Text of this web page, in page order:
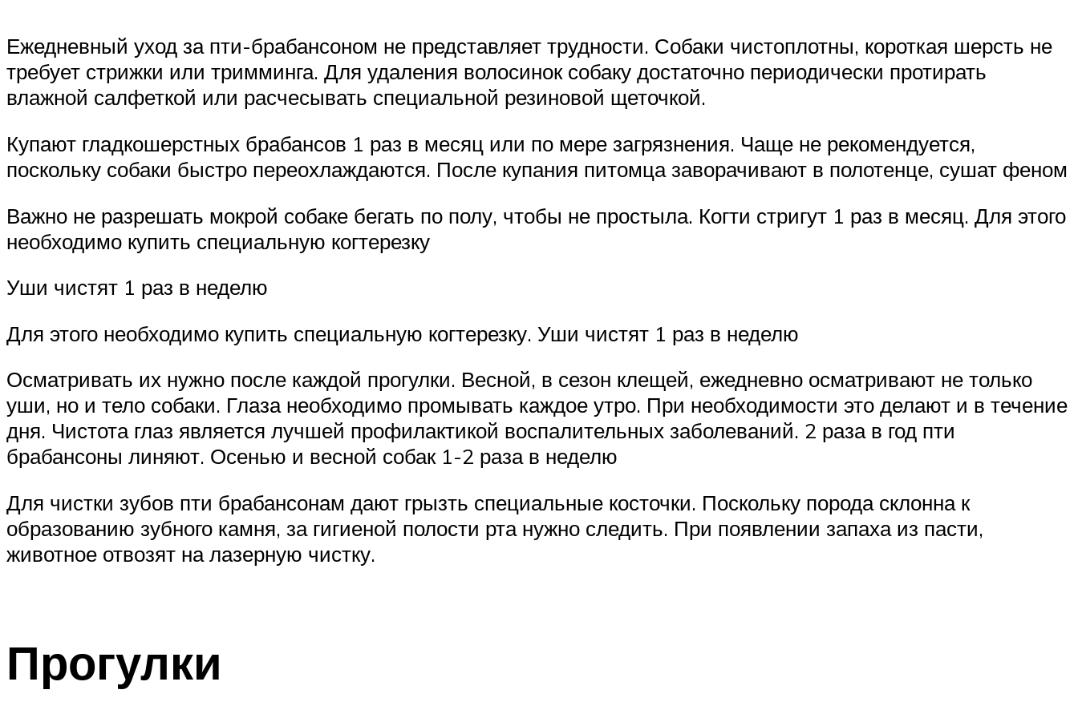
Ежедневный уход за пти-брабансоном не представляет трудности. Собаки чистоплотны, короткая шерсть не
требует стрижки или тримминга. Для удаления волосинок собаку достаточно периодически протирать
влажной салфеткой или расчесывать специальной резиновой щеточкой.
Купают гладкошерстных брабансов 1 раз в месяц или по мере загрязнения. Чаще не рекомендуется,
поскольку собаки быстро переохлаждаются. После купания питомца заворачивают в полотенце, сушат феном
Важно не разрешать мокрой собаке бегать по полу, чтобы не простыла. Когти стригут 1 раз в месяц. Для этого
необходимо купить специальную когтерезку
Уши чистят 1 раз в неделю
Для этого необходимо купить специальную когтерезку. Уши чистят 1 раз в неделю
Осматривать их нужно после каждой прогулки. Весной, в сезон клещей, ежедневно осматривают не только
уши, но и тело собаки. Глаза необходимо промывать каждое утро. При необходимости это делают и в течение
дня. Чистота глаз является лучшей профилактикой воспалительных заболеваний. 2 раза в год пти
брабансоны линяют. Осенью и весной собак 1-2 раза в неделю
Для чистки зубов пти брабансонам дают грызть специальные косточки. Поскольку порода склонна к
образованию зубного камня, за гигиеной полости рта нужно следить. При появлении запаха из пасти,
животное отвозят на лазерную чистку.
Прогулки